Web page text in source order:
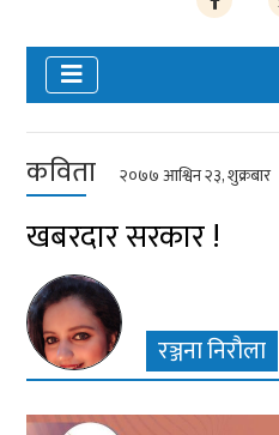
कविता २०७७ आश्विन २३, शुक्रबार
खबरदार सरकार !
रञ्जना निरौला